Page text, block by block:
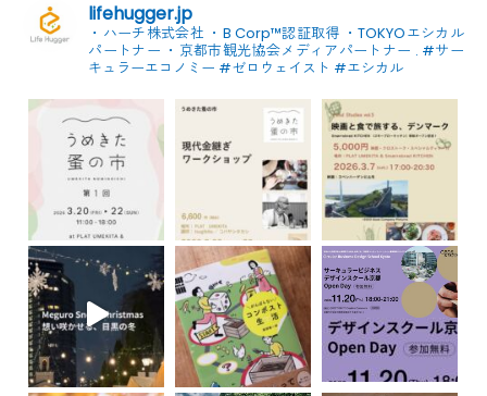
lifehugger.jp
・ハーチ株式会社 ・B Corp™認証取得 ・TOKYOエシカル
パートナー ・京都市観光協会メディアパートナー . #サー
キュラーエコノミー #ゼロウェイスト #エシカル